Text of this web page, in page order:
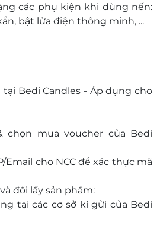
các phụ kiện khi dùng nến:
bật lửa điện thông minh, ...
thêm mã QR trên nắp hộp
hoặc tinh dầu, ...
khách hàng để mọi người có
thương.
Bedi Candles - Áp dụng cho
chọn mua voucher của Bedi
Email cho NCC để xác thực mã
và đổi lấy sản phẩm:
tại các cơ sở kí gửi của Bedi